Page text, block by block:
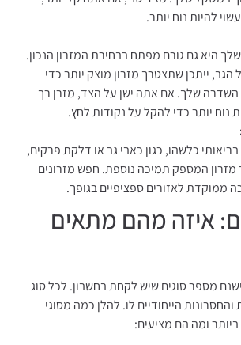
להיות נוח יותר.
היא גם גורם מפתח בבחירת המזרון הנכון.
ייתכן שתצטרך מזרון מוצק יותר כדי
שלך. אם אתה ישן על הצד, מזרן רך
נוח יותר כדי להקל על נקודות לחץ.
כלשהו, כגון כאבי גב או דלקת פרקים,
מזרון המספק תמיכה נוספת. חפש מזרונים
ממוקדת לאזורים ספציפיים בגופך.
איזה מהם מתאים
ישנם מספר סוגים שיש לקחת בחשבון. לכל סוג
והחסרונות הייחודיים לו. להלן כמה מסוגי
ומה הם מציעים: